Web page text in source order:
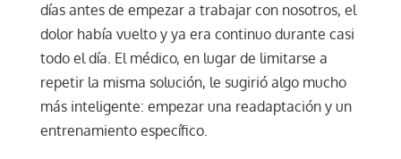
días antes de empezar a trabajar con nosotros, el
dolor había vuelto y ya era continuo durante casi
todo el día. El médico, en lugar de limitarse a
repetir la misma solución, le sugirió algo mucho
más inteligente: empezar una readaptación y un
entrenamiento específico.